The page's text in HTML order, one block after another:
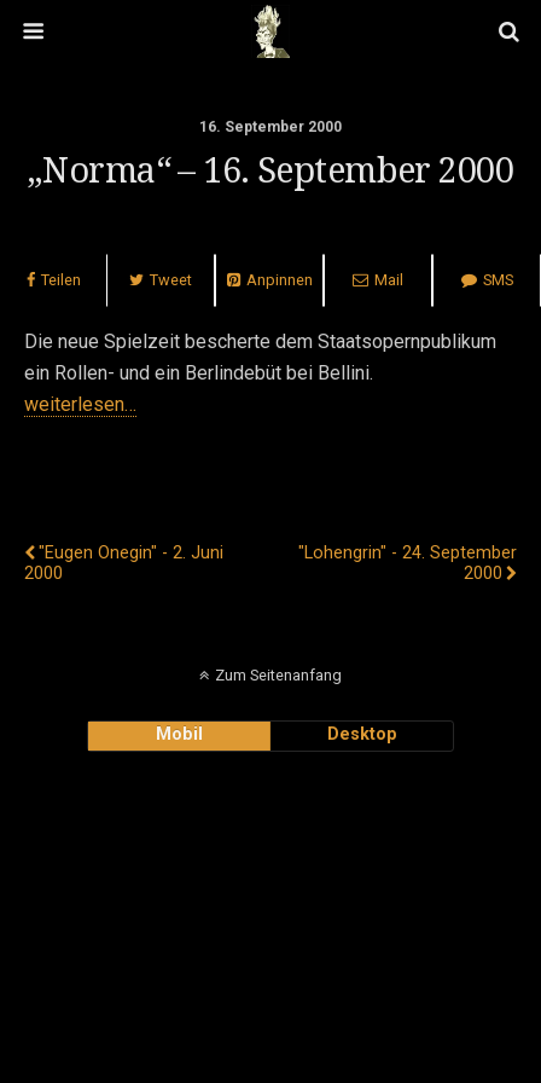
16. September 2000
„Norma“ – 16. September 2000
Teilen Tweet Anpinnen Mail SMS
Die neue Spielzeit bescherte dem Staatsopernpublikum
ein Rollen- und ein Berlindebüt bei Bellini.
weiterlesen…
"Eugen Onegin" - 2. Juni
2000
"Lohengrin" - 24. September
2000
Zum Seitenanfang
Mobil Desktop